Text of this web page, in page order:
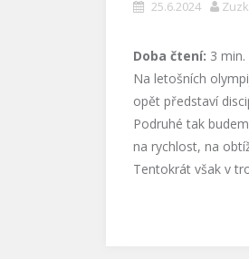
25.6.2024
Doba čtení: 3 min.
Na letošních
opět představí
Podruhé tak
na rychlost, na
Tentokrát však v